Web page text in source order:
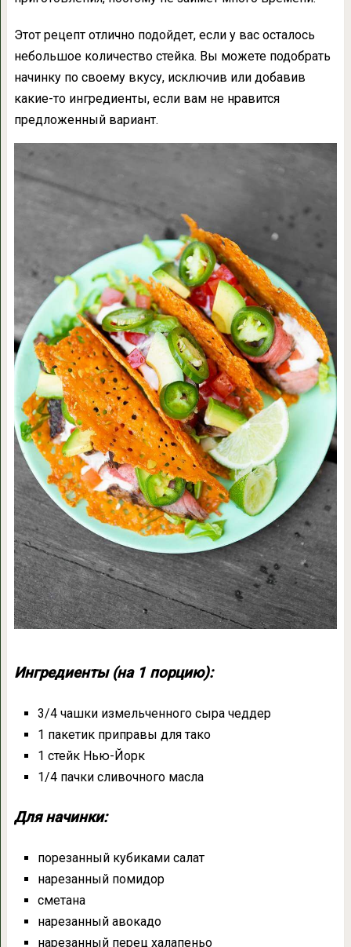
Этот рецепт отлично подойдет, если у вас осталось
небольшое количество стейка. Вы можете подобрать
начинку по своему вкусу, исключив или добавив
какие-то ингредиенты, если вам не нравится
предложенный вариант.
Ингредиенты (на 1 порцию):
3/4 чашки измельченного сыра чеддер
1 пакетик приправы для тако
1 стейк Нью-Йорк
1/4 пачки сливочного масла
Для начинки:
порезанный кубиками салат
нарезанный помидор
сметана
нарезанный авокадо
нарезанный перец халапеньо